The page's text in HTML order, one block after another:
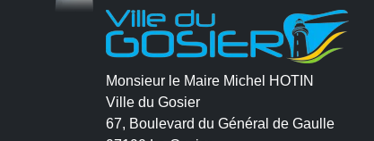
Monsieur le Maire Michel HOTIN
Ville du Gosier
67, Boulevard du Général de Gaulle